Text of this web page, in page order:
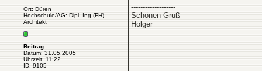
Ort: Düren
Hochschule/AG: Dipl.-Ing.(FH)
Architekt
Beitrag
Datum: 31.05.2005
Uhrzeit: 11:22
ID: 9105
-------------------
Schönen Gruß
Holger